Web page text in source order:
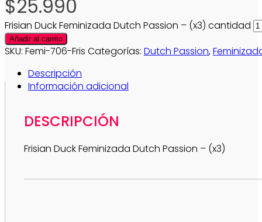
$25.990
Frisian Duck Feminizada Dutch Passion – (x3) cantidad
Añadir al carrito
SKU: Femi-706-Fris Categorías: Dutch Passion,
Descripción
Información adicional
DESCRIPCIÓN
Frisian Duck Feminizada Dutch Passion – (x3)